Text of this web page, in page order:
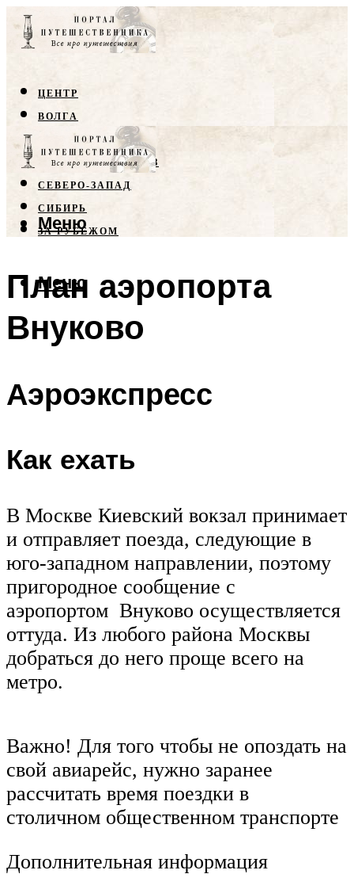
ЦЕНТР
ВОЛГА
КРЫМ
СЕВЕРНЫЙ КАВКАЗ
СЕВЕРО-ЗАПАД
СИБИРЬ
ЗА РУБЕЖОМ
Меню
Меню
План аэропорта
Внуково
Аэроэкспресс
Как ехать
В Москве Киевский вокзал принимает
и отправляет поезда, следующие в
юго-западном направлении, поэтому
пригородное сообщение с
аэропортом Внуково осуществляется
оттуда. Из любого района Москвы
добраться до него проще всего на
метро.
Важно! Для того чтобы не опоздать на
свой авиарейс, нужно заранее
рассчитать время поездки в
столичном общественном транспорте
Дополнительная информация